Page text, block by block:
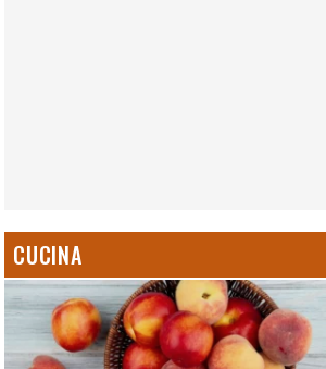
CUCINA